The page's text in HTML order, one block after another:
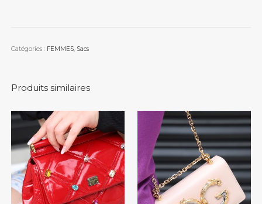
Catégories : FEMMES, Sacs
Produits similaires